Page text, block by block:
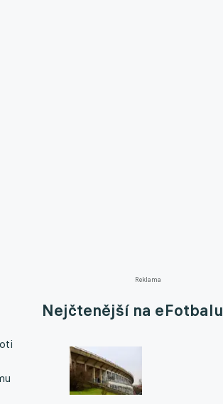
Reklama
Nejčtenější na eFotbalu